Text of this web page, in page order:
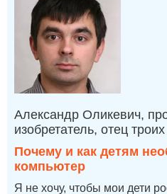
Александр Оликевич,
изобретатель, отец
Почему и как детям
компьютер
Я не хочу, чтобы мои дети